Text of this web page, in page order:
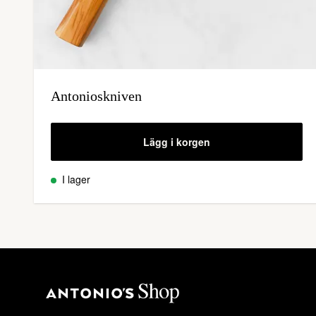
Antonioskniven
Lägg i korgen
I lager